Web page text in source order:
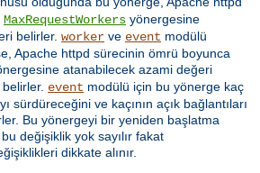
MaxRequestWorkers yönergesine
belirler. worker ve event modülü
Apache httpd sürecinin ömrü boyunca
atanabilecek azami değeri
event modülü için bu yönerge kaç
sürdüreceğini ve kaçının açık bağlantıları
Bu yönergeyi bir yeniden başlatma
değişiklik yok sayılır fakat
dikkate alınır.